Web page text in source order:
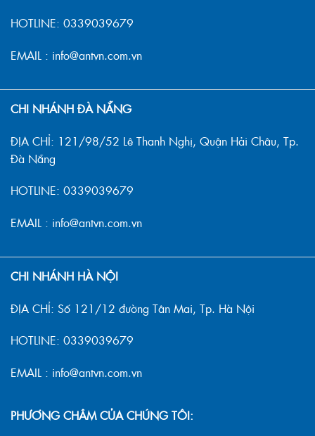
HOTLINE: 0339039679
EMAIL : info@antvn.com.vn
CHI NHÁNH ĐÀ NẴNG
ĐỊA CHỈ: 121/98/52 Lê Thanh Nghị, Quận Hải Châu, Tp.
Đà Nẵng
HOTLINE: 0339039679
EMAIL : info@antvn.com.vn
CHI NHÁNH HÀ NỘI
ĐỊA CHỈ: Số 121/12 đường Tân Mai, Tp. Hà Nội
HOTLINE: 0339039679
EMAIL : info@antvn.com.vn
PHƯƠNG CHÂM CỦA CHÚNG TÔI: